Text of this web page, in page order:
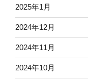
2025年1月
2024年12月
2024年11月
2024年10月